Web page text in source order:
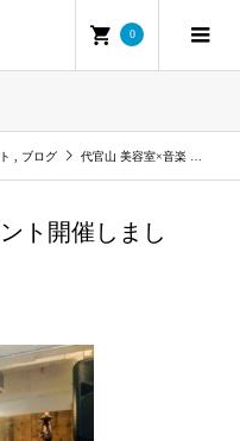
0
ブログ 代官山 美容室×音楽 イベント開催しました！
ト開催しまし